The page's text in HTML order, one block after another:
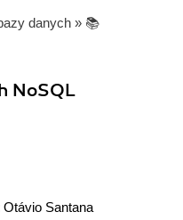
danych » 📚
NoSQL
Otávio Santana